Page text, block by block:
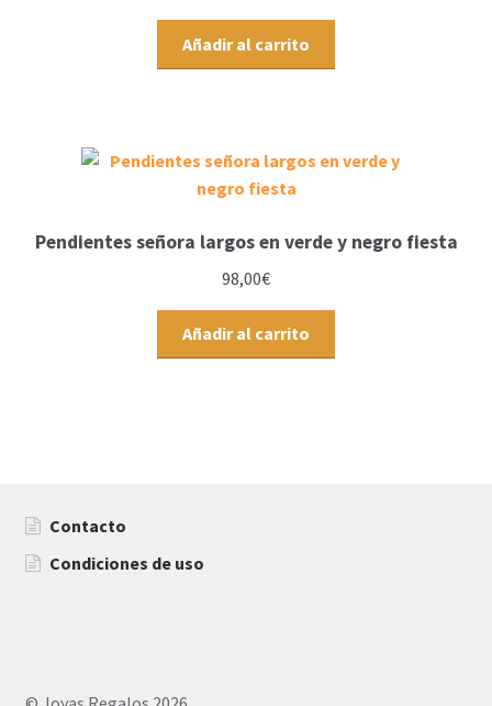
Añadir al carrito
Pendientes señora largos en verde y negro fiesta
98,00€
Añadir al carrito
Contacto
Condiciones de uso